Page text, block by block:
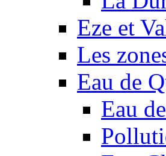
Eze et
Les
Eau de
Eau